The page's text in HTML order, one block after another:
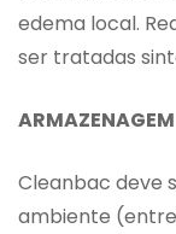
edema local.
ser tratadas
ARMAZENAGEM
Cleanbac deve
ambiente (entre